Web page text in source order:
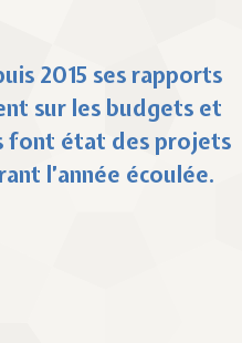
2015 ses rapports
sur les budgets et
font état des projets
l’année écoulée.